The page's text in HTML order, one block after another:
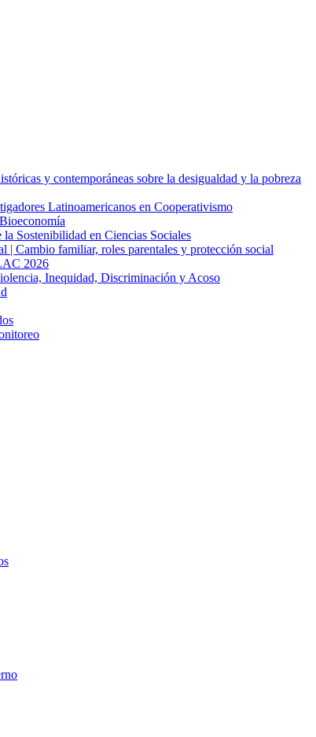
y contemporáneas sobre la desigualdad y la pobreza
Latinoamericanos en Cooperativismo
la Sostenibilidad en Ciencias Sociales
| Cambio familiar, roles parentales y protección social
2026
Inequidad, Discriminación y Acoso